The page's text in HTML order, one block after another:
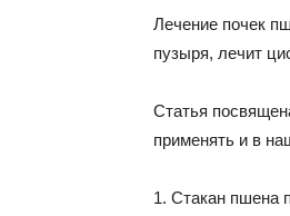
Лечение почек
пузыря, лечит
Статья
применять и в
1. Стакан пшена